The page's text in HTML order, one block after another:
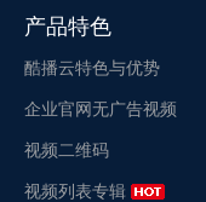
产品特色
酷播云特色与优势
企业官网无广告视频
视频二维码
视频列表专辑